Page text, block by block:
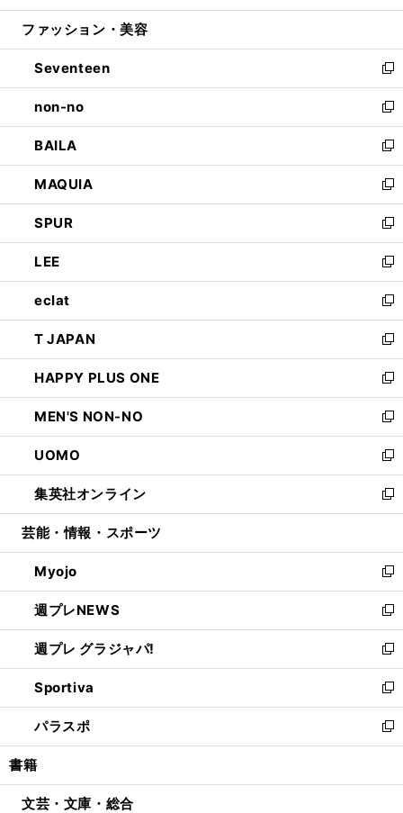
開
ウ
開
く
ン
ウ
で
開
く
ウ
ン
ド
ウ
で
開
く
ファッション・美容
Seventeen
新
し
い
ウ
ィ
ン
ド
ウ
で
開
く
non-no
新
し
い
ウ
ィ
ン
ド
ウ
で
開
く
BAILA
新
し
い
ウ
ィ
ン
ド
ウ
で
開
く
MAQUIA
新
し
い
ウ
ィ
ン
ド
ウ
で
開
く
SPUR
新
し
い
ウ
ィ
ン
ド
ウ
で
開
く
LEE
新
し
い
ウ
ィ
ン
ド
ウ
で
開
く
eclat
新
し
い
ウ
ィ
ン
ド
ウ
で
開
く
T JAPAN
新
し
い
ウ
ィ
ン
ド
ウ
で
開
HAPPY PLUS ONE
新
し
い
ウ
ィ
ン
ド
ウ
開
く
MEN'S NON-NO
新
し
い
ウ
ィ
ン
ウ
で
開
く
UOMO
新
し
い
ウ
ン
ド
ウ
で
開
く
集英社オンライン
新
し
ウ
ィ
ン
ド
ウ
で
開
く
芸能・情報・スポーツ
Myojo
新
し
い
ウ
ィ
ン
ド
ウ
で
開
週プレNEWS
新
し
い
ウ
ィ
ン
ド
ウ
開
週プレ グラジャパ!
新
し
い
ウ
ィ
ン
ウ
Sportiva
新
し
い
ウ
ン
パラスポ
新
し
ウ
書籍
文芸・文庫・総合